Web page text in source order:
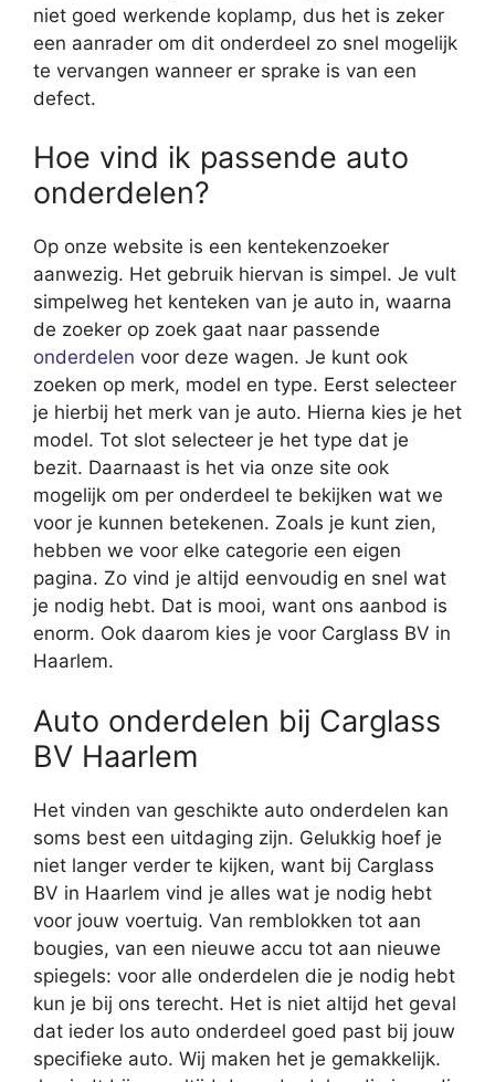
niet goed werkende koplamp, dus het is zeker
een aanrader om dit onderdeel zo snel mogelijk
te vervangen wanneer er sprake is van een
defect.
Hoe vind ik passende auto
onderdelen?
Op onze website is een kentekenzoeker
aanwezig. Het gebruik hiervan is simpel. Je vult
simpelweg het kenteken van je auto in, waarna
de zoeker op zoek gaat naar passende
onderdelen voor deze wagen. Je kunt ook
zoeken op merk, model en type. Eerst selecteer
je hierbij het merk van je auto. Hierna kies je het
model. Tot slot selecteer je het type dat je
bezit. Daarnaast is het via onze site ook
mogelijk om per onderdeel te bekijken wat we
voor je kunnen betekenen. Zoals je kunt zien,
hebben we voor elke categorie een eigen
pagina. Zo vind je altijd eenvoudig en snel wat
je nodig hebt. Dat is mooi, want ons aanbod is
enorm. Ook daarom kies je voor Carglass BV in
Haarlem.
Auto onderdelen bij Carglass
BV Haarlem
Het vinden van geschikte auto onderdelen kan
soms best een uitdaging zijn. Gelukkig hoef je
niet langer verder te kijken, want bij Carglass
BV in Haarlem vind je alles wat je nodig hebt
voor jouw voertuig. Van remblokken tot aan
bougies, van een nieuwe accu tot aan nieuwe
spiegels: voor alle onderdelen die je nodig hebt
kun je bij ons terecht. Het is niet altijd het geval
dat ieder los auto onderdeel goed past bij jouw
specifieke auto. Wij maken het je gemakkelijk.